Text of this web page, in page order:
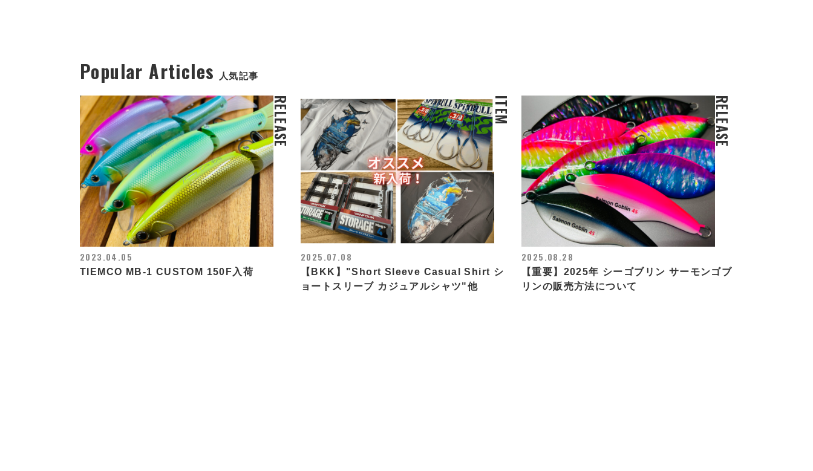
Popular Articles 人気記事
RELEASE
2023.04.05
TIEMCO MB-1 CUSTOM 150F入荷
ITEM
2025.07.08
【BKK】"Short Sleeve Casual Shirt シ
ョートスリーブ カジュアルシャツ"他
RELEASE
2025.08.28
【重要】2025年 シーゴブリン サーモンゴブ
リンの販売方法について